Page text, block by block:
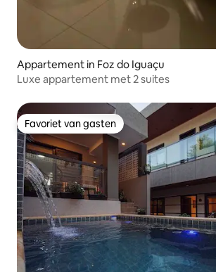
Appartement in Foz do Iguaçu
Luxe appartement met 2 suites
Favoriet van gasten
Favoriet van gasten